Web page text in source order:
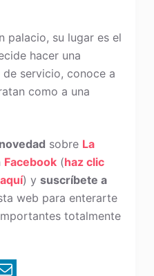
palacio, su lugar es el
hacer una
servicio, conoce a
como a una
sobre La
Facebook(haz clic
) y suscríbete a
web para enterarte
totalmente